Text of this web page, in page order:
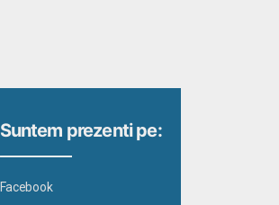
Suntem prezenti pe:
Facebook